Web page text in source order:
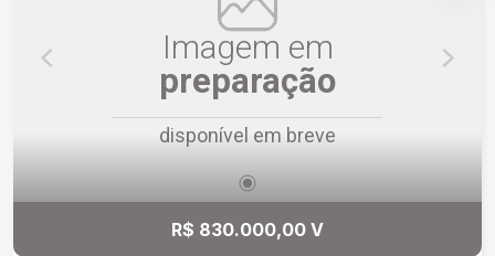
arejados e bem iluminados. Localização
privilegiada, próximo à Avenida São Paulo, fácil
acesso ao Mercado Confiança. Próximo a
oportunidade para quem deseja morar em um
bairro tradicional, com toda a conveniência do dia
a dia ao alcance e em uma localização
Imagem em
preparação
disponível em breve
R$ 830.000,00 V